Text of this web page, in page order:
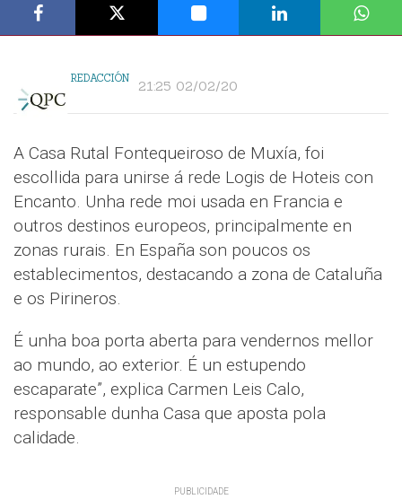
REDACCIÓN 21:25 02/02/20
A Casa Rutal Fontequeiroso de Muxía, foi
escollida para unirse á rede Logis de Hoteis con
Encanto. Unha rede moi usada en Francia e
outros destinos europeos, principalmente en
zonas rurais. En España son poucos os
establecimentos, destacando a zona de Cataluña
e os Pirineros.
É unha boa porta aberta para vendernos mellor
ao mundo, ao exterior. É un estupendo
escaparate”, explica Carmen Leis Calo,
responsable dunha Casa que aposta pola
calidade.